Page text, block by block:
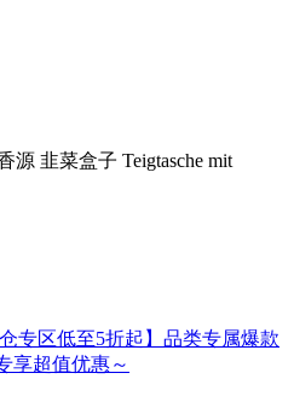
源 韭菜盒子 Teigtasche mit
仓专区低至5折起】品类专属爆款
享超值优惠～